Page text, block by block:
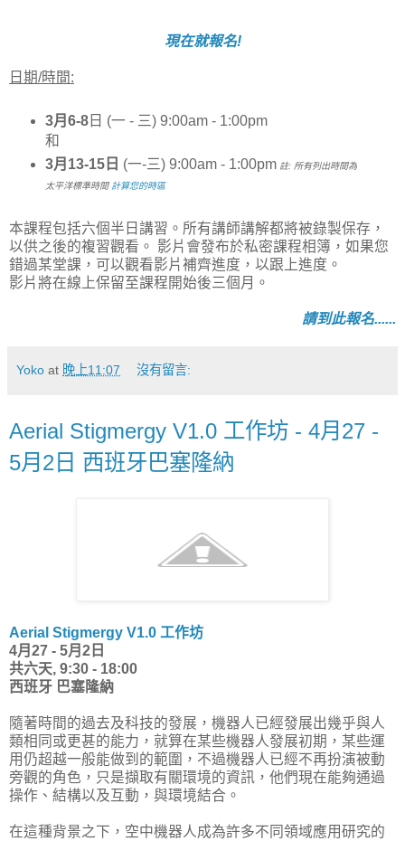
現在就報名!
日期/時間:
3月6-8日 (一 - 三) 9:00am - 1:00pm
和
3月13-15日 (一-三) 9:00am - 1:00pm 註: 所有列出時間為
太平洋標準時間 計算您的時區
本課程包括六個半日講習。所有講師講解都將被錄製保存，
以供之後的複習觀看。 影片會發布於私密課程相簿，如果您
錯過某堂課，可以觀看影片補齊進度，以跟上進度。
影片將在線上保留至課程開始後三個月。
請到此報名......
Yoko at 晚上11:07 沒有留言:
Aerial Stigmergy V1.0 工作坊 - 4月27 -
5月2日 西班牙巴塞隆納
Aerial Stigmergy V1.0 工作坊
4月27 - 5月2日
共六天, 9:30 - 18:00
西班牙 巴塞隆納
隨著時間的過去及科技的發展，機器人已經發展出幾乎與人
類相同或更甚的能力，就算在某些機器人發展初期，某些運
用仍超越一般能做到的範圍，不過機器人已經不再扮演被動
旁觀的角色，只是擷取有關環境的資訊，他們現在能夠通過
操作、結構以及互動，與環境結合。
在這種背景之下，空中機器人成為許多不同領域應用研究的